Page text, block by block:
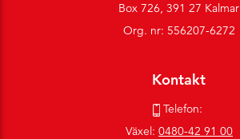
Box 726, 391 27 Kalmar
Org. nr: 556207-6272
Kontakt
Telefon:
Växel: 0480-42 91 00